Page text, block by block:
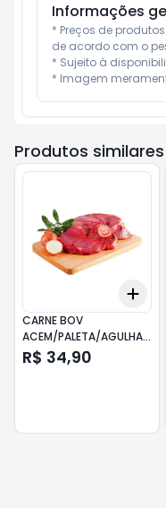
Informações
* Preços de
de acordo com o
* Sujeito à
* Imagem
Produtos similares
Add
CARNE BOV
ACEM/PALETA/AGULHA
KG
R$ 34,90